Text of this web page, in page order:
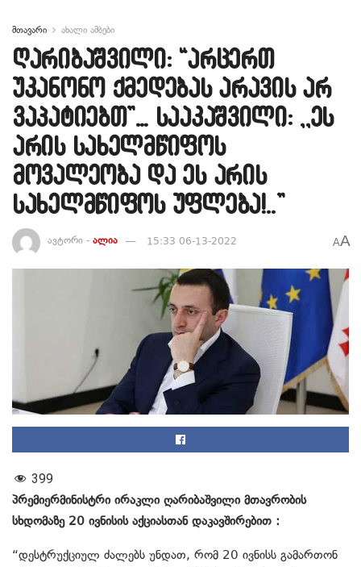
მთავარი ახალი ამბები
ღარიბაშვილი: “არცერთ
უკანონო ქმედებას არავის არ
ვაპატიებთ”… სააკაშვილი: ,,ეს
არის სახელმწიფოს
მოვალეობა და ეს არის
სახელმწიფოს უფლება!..”
ავტორი - ალია 15:33 06-13-2022 AA
399
პრემიერმინისტრი ირაკლი ღარიბაშვილი მთავრობის
სხდომაზე 20 ივნისის აქციასთან დაკავშირებით :
“დესტრუქციულ ძალებს უნდათ, რომ 20 ივნისს გამართონ